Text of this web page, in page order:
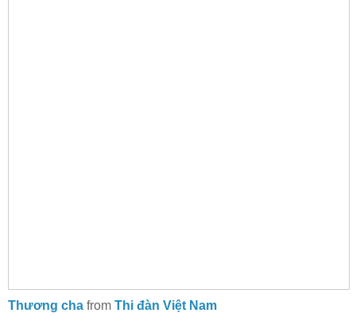
Thương cha from Thi đàn Việt Nam